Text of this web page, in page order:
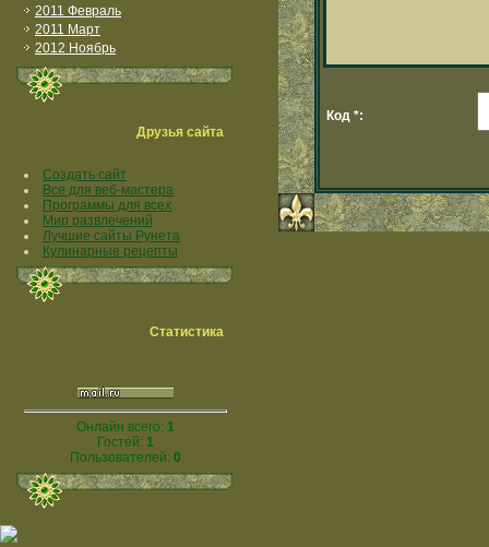
2011 Февраль
2011 Март
2012 Ноябрь
Друзья сайта
Создать сайт
Все для веб-мастера
Программы для всех
Мир развлечений
Лучшие сайты Рунета
Кулинарные рецепты
Статистика
Онлайн всего: 1
Гостей: 1
Пользователей: 0
Код *: